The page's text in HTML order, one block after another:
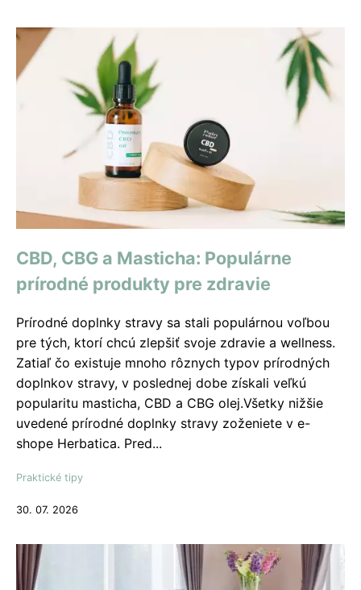
CBD, CBG a Masticha: Populárne
prírodné produkty pre zdravie
Prírodné doplnky stravy sa stali populárnou voľbou
pre tých, ktorí chcú zlepšiť svoje zdravie a wellness.
Zatiaľ čo existuje mnoho rôznych typov prírodných
doplnkov stravy, v poslednej dobe získali veľkú
popularitu masticha, CBD a CBG olej.Všetky nižšie
uvedené prírodné doplnky stravy zoženiete v e-
shope Herbatica. Pred...
Praktické tipy
30. 07. 2026